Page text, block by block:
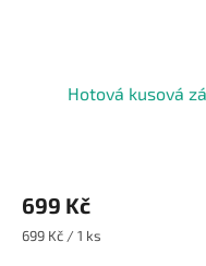
Hotová kusová
produktu
je
5,0
699 Kč
Měrná
699 Kč / 1 ks